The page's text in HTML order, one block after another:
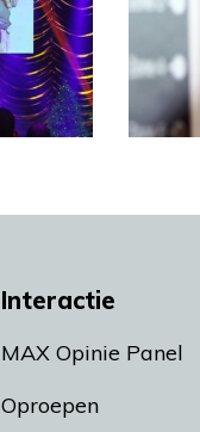
Interactie
MAX Opinie Panel
Oproepen